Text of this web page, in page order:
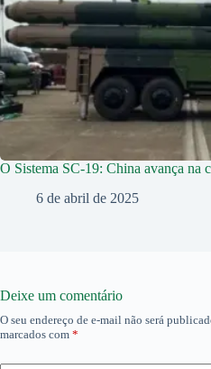
O Sistema SC-19: China avança na
6 de abril de 2025
Deixe um comentário
O seu endereço de e-mail não será
marcados com *